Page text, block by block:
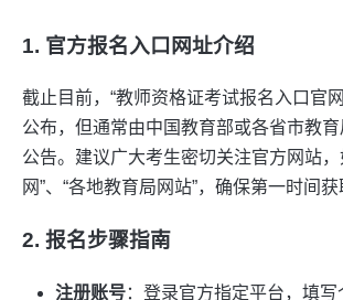
1. 官方报名入口网址介绍
截止目前，“教师资格证考试报名入口官
公布，但通常由中国教育部或各省市教
公告。建议广大考生密切关注官方网站，
网”、“各地教育局网站”，确保第一时间获
2. 报名步骤指南
注册账号：登录官方指定平台，填写